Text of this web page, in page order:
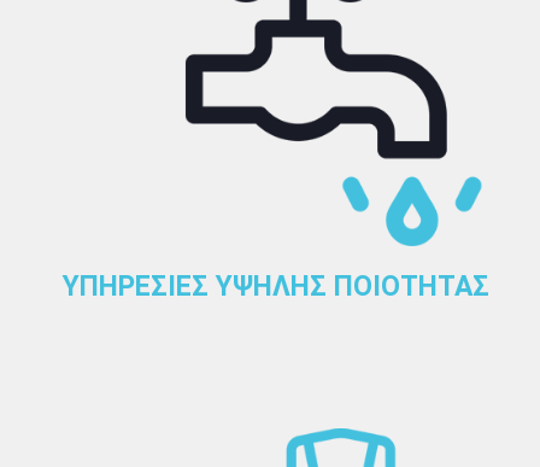
ΥΠΗΡΕΣΙΕΣ ΥΨΗΛΗΣ ΠΟΙΟΤΗΤΑΣ